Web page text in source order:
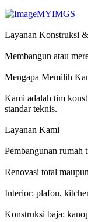
MYIMGS
Layanan Konstruksi
Membangun atau
Mengapa Memilih
Kami adalah tim
standar teknis.
Layanan Kami
Pembangunan rumah
Renovasi total
Interior: plafon,
Konstruksi baja: